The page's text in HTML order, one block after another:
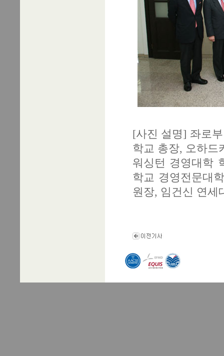
[사진 설명] 좌로
학교 총장, 오하드
워싱턴 경영대학
학교 경영전문대
원장, 임건신 연세